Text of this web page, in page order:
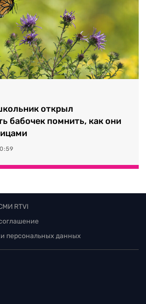
открыл
бабочек помнить, как они
RTVI
персональных данных